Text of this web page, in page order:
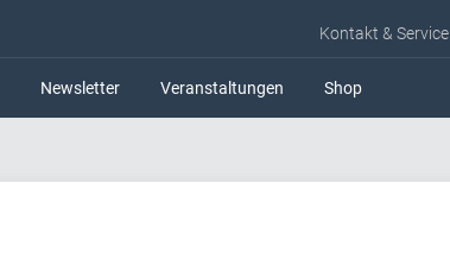
Kontakt & Service
Newsletter Veranstaltungen Shop